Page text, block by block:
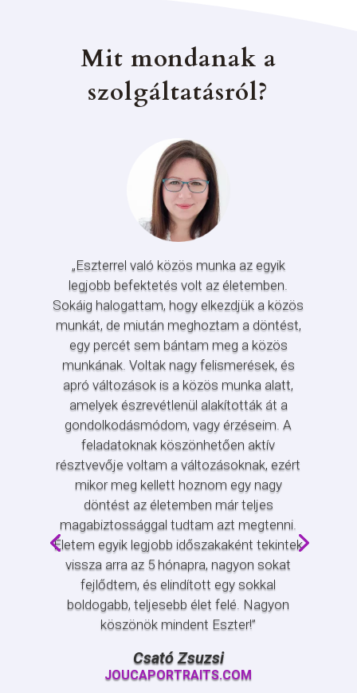
Mit mondanak a
szolgáltatásról?
„Eszterrel való közös munka az egyik
legjobb befektetés volt az életemben.
Sokáig halogattam, hogy elkezdjük a közös
munkát, de miután meghoztam a döntést,
egy percét sem bántam meg a közös
munkának. Voltak nagy felismerések, és
apró változások is a közös munka alatt,
amelyek észrevétlenül alakították át a
gondolkodásmódom, vagy érzéseim. A
feladatoknak köszönhetően aktív
résztvevője voltam a változásoknak, ezért
mikor meg kellett hoznom egy nagy
döntést az életemben már teljes
magabiztossággal tudtam azt megtenni.
Életem egyik legjobb időszakaként tekintek
vissza arra az 5 hónapra, nagyon sokat
fejlődtem, és elindított egy sokkal
boldogabb, teljesebb élet felé. Nagyon
köszönök mindent Eszter!”
Csató Zsuzsi
JOUCAPORTRAITS.COM